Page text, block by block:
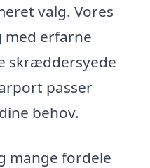
valg. Vores
erfarne
skræddersyede
passer
behov.
mange fordele